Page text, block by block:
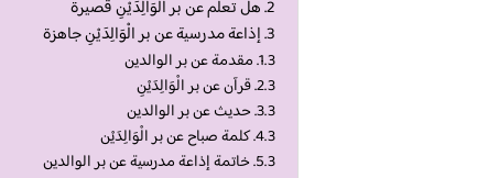
هل تعلم عن بر الْوَالِدَيْنِ قصيرة
إذاعة مدرسية عن بر الْوَالِدَيْنِ جاهزة
مقدمة عن بر الوالدين
قرآن عن بر الْوَالِدَيْنِ
حديث عن بر الوالدين
كلمة صباح عن بر الْوَالِدَيْن
خاتمة إذاعة مدرسية عن بر الوالدين